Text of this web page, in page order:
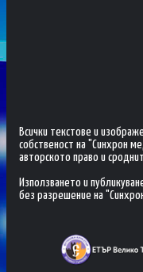
Всички текстове и
собственост на "Синхрон
авторското право и
Използването и
без разрешение на